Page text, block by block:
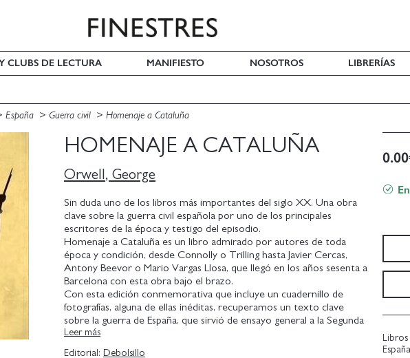
CLUBS DE LECTURA MANIFIESTO NOSOTROS LIBRERÍAS
España Guerra civil Homenaje a Cataluña
HOMENAJE A CATALUÑA
Orwell, George
Sin duda uno de los libros más importantes del siglo XX. Una obra
clave sobre la guerra civil española por uno de los principales
escritores de la época y testigo del episodio.
Homenaje a Cataluña es un libro admirado por autores de toda
época y condición, desde Connolly o Trilling hasta Javier Cercas,
Antony Beevor o Mario Vargas Llosa, que llegó en los años sesenta a
Barcelona con esta obra bajo el brazo.
Con esta edición conmemorativa que incluye un cuadernillo de
fotografías, alguna de ellas inéditas, recuperamos un texto clave
sobre la guerra de España, que sirvió de ensayo general a la Segunda
Guerra Mundial, y que recoge la experiencia personal de George
Leer más
Editorial: Debolsillo
0.00
Libros
España